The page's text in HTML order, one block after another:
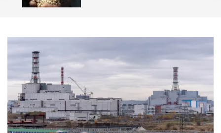
г
ж
и
м
у